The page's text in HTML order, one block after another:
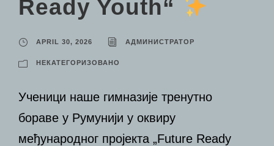
Ready Youth“
APRIL 30, 2026 АДМИНИСТРАТОР
НЕКАТЕГОРИЗОВАНО
Ученици наше гимназије тренутно
бораве у Румунији у оквиру
међународног пројекта „Future Ready